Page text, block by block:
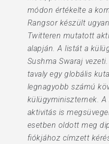
módon értékelte a
Rangsor készült
Twitteren mutatott
alapján. A listát a
Sushma Swaraj
tavaly egy globális
legnagyobb számú
külügyminiszternek.
aktivitás is
esetben oldott meg
fiókjához címzett